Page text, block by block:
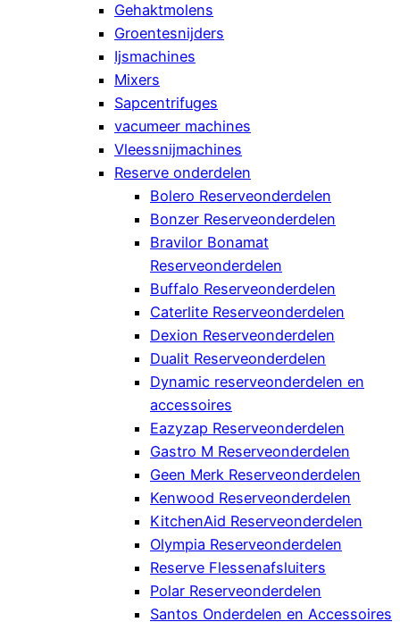
Gehaktmolens
Groentesnijders
Ijsmachines
Mixers
Sapcentrifuges
vacumeer machines
Vleessnijmachines
Reserve onderdelen
Bolero Reserveonderdelen
Bonzer Reserveonderdelen
Bravilor Bonamat
Reserveonderdelen
Buffalo Reserveonderdelen
Caterlite Reserveonderdelen
Dexion Reserveonderdelen
Dualit Reserveonderdelen
Dynamic reserveonderdelen en
accessoires
Eazyzap Reserveonderdelen
Gastro M Reserveonderdelen
Geen Merk Reserveonderdelen
Kenwood Reserveonderdelen
KitchenAid Reserveonderdelen
Olympia Reserveonderdelen
Reserve Flessenafsluiters
Polar Reserveonderdelen
Santos Onderdelen en Accessoires